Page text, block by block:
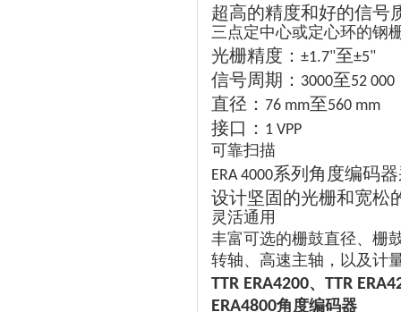
超高的精度和好的信号
三点定中心或定心环的钢
光栅精度： ±1.7"至±5"
信号周期： 3000至52 000
直径： 76 mm至560 mm
接口： 1 VPP
可靠扫描
ERA 4000系列角度编码
设计坚固的光栅和宽松
灵活通用
丰富可选的栅鼓直径、栅
转轴、高速主轴，以及计
TTR ERA4200、 TTR
ERA4800角度编码器